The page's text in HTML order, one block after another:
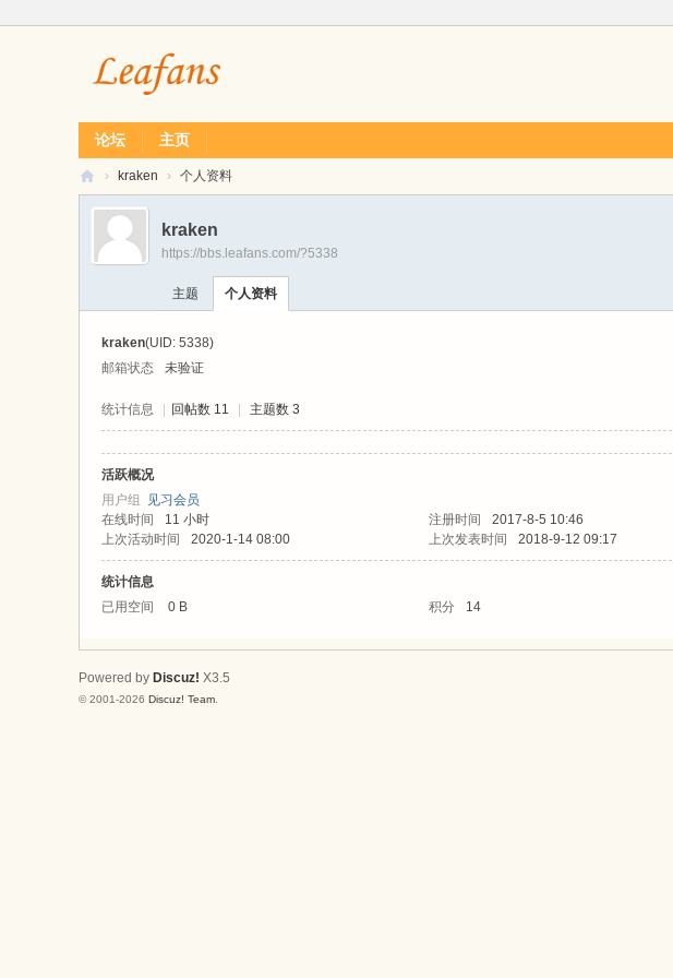
论坛 主页
L
› kraken › 个人资料
kraken
https://bbs.leafans.com/?5338
主题 个人资料
kraken(UID: 5338)
邮箱状态
未验证
统计信息 回帖数 11 主题数 3
活跃概况
用户组
见习会员
在线时间
11 小时 注册时间 2017-8-5 10:46
上次活动时间
2020-1-14 08:00 上次发表时间 2018-9-12 09:17
统计信息
已用空间
0 B 积分 14
Powered by Discuz! X3.5
© 2001-2026 Discuz! Team